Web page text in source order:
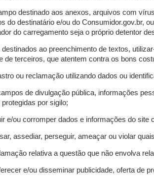
destinado aos anexos, arquivos com
do destinatário e/ou do Consumidor.gov.br,
do carregamento seja o próprio detentor
ao preenchimento de textos,
de terceiros, que atentem contra os bons
ou reclamação utilizando dados ou
de divulgação pública, informações
por sigilo;
e/ou corromper dados e informações do
assediar, perseguir, ameaçar ou violar
relativa a questão que não envolva
e/ou disseminar publicidade, oferta de